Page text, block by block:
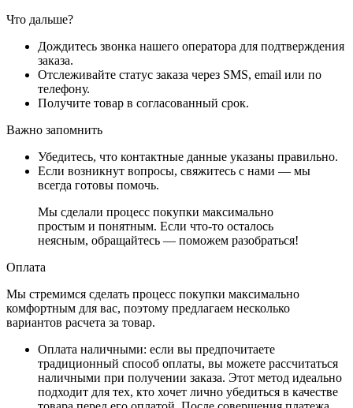
Что дальше?
Дождитесь звонка нашего оператора для подтверждения
заказа.
Отслеживайте статус заказа через SMS, email или по
телефону.
Получите товар в согласованный срок.
Важно запомнить
Убедитесь, что контактные данные указаны правильно.
Если возникнут вопросы, свяжитесь с нами — мы
всегда готовы помочь.
Мы сделали процесс покупки максимально
простым и понятным. Если что-то осталось
неясным, обращайтесь — поможем разобраться!
Оплата
Мы стремимся сделать процесс покупки максимально
комфортным для вас, поэтому предлагаем несколько
вариантов расчета за товар.
Оплата наличными: если вы предпочитаете
традиционный способ оплаты, вы можете рассчитаться
наличными при получении заказа. Этот метод идеально
подходит для тех, кто хочет лично убедиться в качестве